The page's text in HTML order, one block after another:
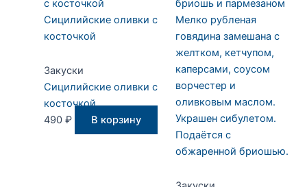
Сицилийские оливки с
косточкой
Закуски
Сицилийские оливки с
косточкой
490 ₽ В корзину
Мелко рубленая
говядина замешана с
желтком, кетчупом,
каперсами, соусом
ворчестер и
оливковым маслом.
Украшен сибулетом.
Подаётся с
обжаренной бриошью.